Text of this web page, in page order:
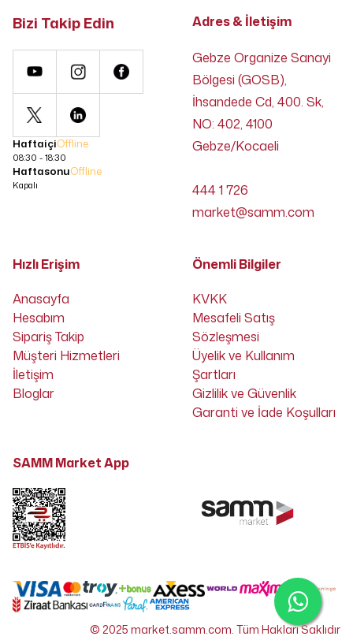
Bizi Takip Edin
HaftaiçiOffline
08:30 - 18:30
HaftasonuOffline
Kapalı
Adres & İletişim
Gebze Organize Sanayi
Bölgesi (GOSB),
İhsandede Cd, 400. Sk,
NO: 402, 4100
Gebze/Kocaeli
444 1 726
market@samm.com
Hızlı Erişim
Anasayfa
Hesabım
Sipariş Takip
Müşteri Hizmetleri
İletişim
Bloglar
Önemli Bilgiler
KVKK
Mesafeli Satış
Sözleşmesi
Üyelik ve Kullanım
Şartları
Gizlilik ve Güvenlik
Garanti ve İade Koşulları
SAMM Market App
© 2025 market.samm.com. Tüm Hakları Saklıdır